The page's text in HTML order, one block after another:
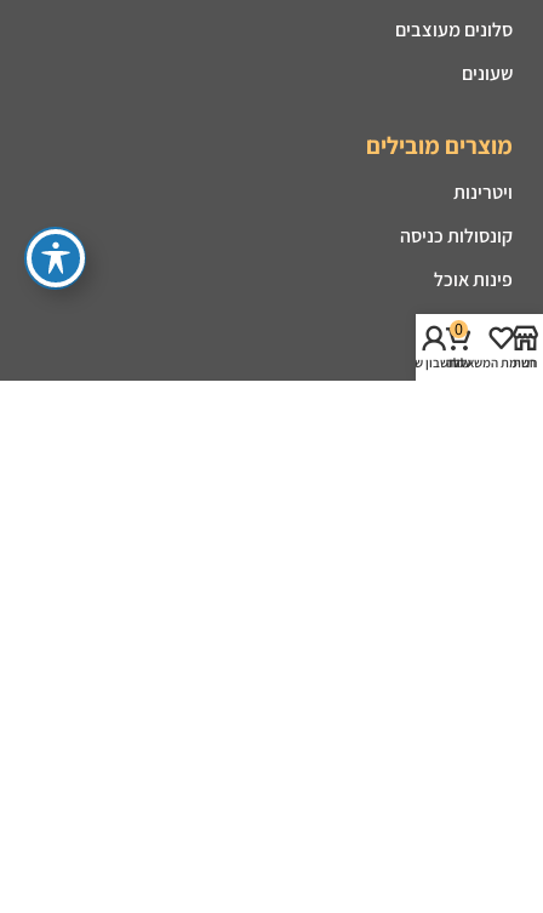
סלונים מעוצבים
שעונים
מוצרים מובילים
ויטרינות
קונסולות כניסה
פינות אוכל
מזנונים
קמיניםחנות
רשימת המשאלות
0
עגלה
החשבון שלי